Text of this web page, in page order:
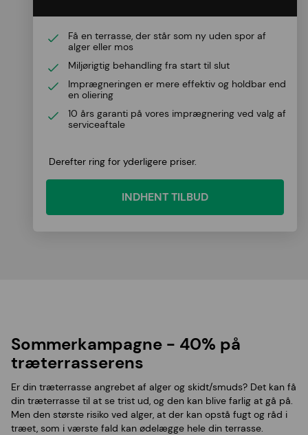
Få en terrasse, der står som ny uden spor af
alger eller mos
Miljørigtig behandling fra start til slut
Imprægneringen er mere effektiv og holdbar end
en oliering
10 års garanti på vores imprægnering ved valg af
serviceaftale
Derefter ring for yderligere priser.
INDHENT TILBUD
Sommerkampagne - 40% på
træterrasserens
Er din træterrasse angrebet af alger og skidt/smuds? Det kan få
din træterrasse til at se trist ud, og den kan blive farlig at gå på.
Men den største risiko ved alger, at der kan opstå fugt og råd i
træet, som i værste fald kan ødelægge hele din terrasse.